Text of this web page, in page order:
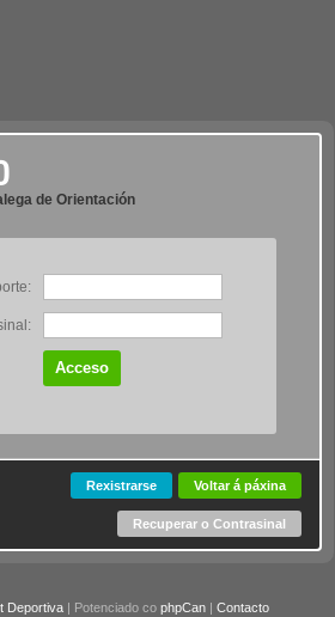
de Orientación
Voltar á páxina
Rexistrarse
Recuperar o Contrasinal
Deportiva| Potenciado co phpCan| Contacto